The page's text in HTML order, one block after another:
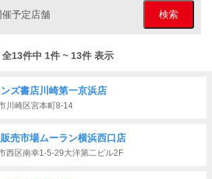
予定店舗 検索
全13件中 1件 ~ 13件 表示
ズ書店川崎第一京浜店
川崎区宮本町8-14
売市場ムーラン横浜西口店
西区南幸1-5-29大洋第二ビル2F